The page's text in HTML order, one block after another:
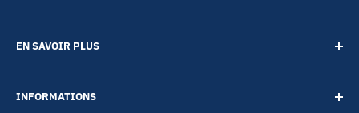
EN SAVOIR PLUS
A propos
INFORMATIONS